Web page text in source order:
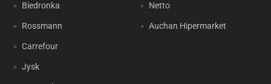
Biedronka
Rossmann
Carrefour
Jysk
Netto
Auchan Hipermarket